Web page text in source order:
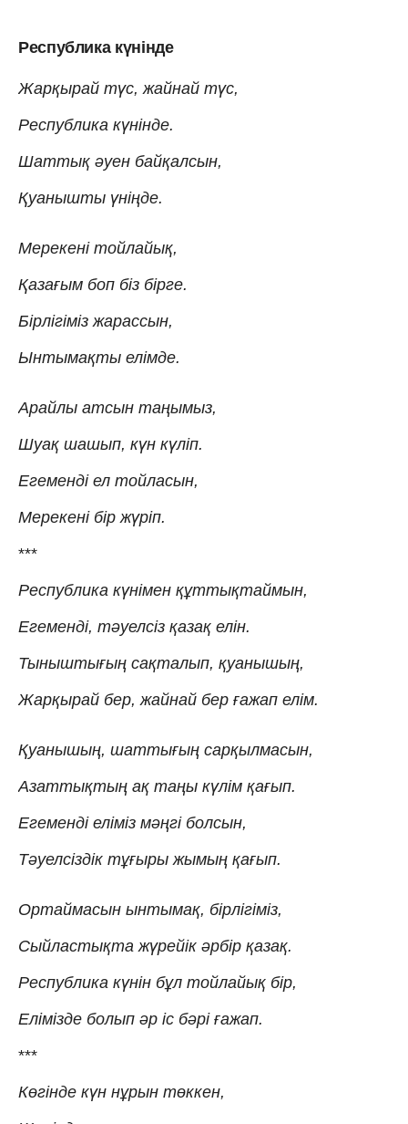
Республика күнінде
Жарқырай түс, жайнай түс,
Республика күнінде.
Шаттық әуен байқалсын,
Қуанышты үніңде.
Мерекені тойлайық,
Қазағым боп біз бірге.
Бірлігіміз жарассын,
Ынтымақты елімде.
Арайлы атсын таңымыз,
Шуақ шашып, күн күліп.
Егеменді ел тойласын,
Мерекені бір жүріп.
***
Республика күнімен құттықтаймын,
Егеменді, тәуелсіз қазақ елін.
Тыныштығың сақталып, қуанышың,
Жарқырай бер, жайнай бер ғажап елім.
Қуанышың, шаттығың сарқылмасын,
Азаттықтың ақ таңы күлім қағып.
Егеменді еліміз мәңгі болсын,
Тәуелсіздік тұғыры жымың қағып.
Ортаймасын ынтымақ, бірлігіміз,
Сыйластықта жүрейік әрбір қазақ.
Республика күнін бұл тойлайық бір,
Елімізде болып әр іс бәрі ғажап.
***
Көгінде күн нұрын төккен,